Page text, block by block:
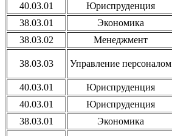
40.03.01 Юриспруденция
38.03.01
Экономика
38.03.02
Менеджмент
38.03.03 Управление персоналом
40.03.01 Юриспруденция
40.03.01
Юриспруденция
38.03.01
Экономика